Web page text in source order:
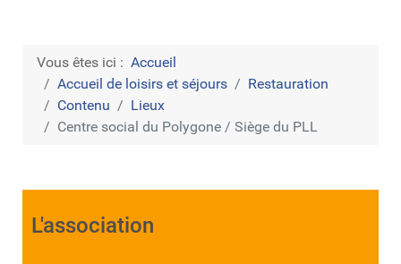
Vous êtes ici : Accueil
Accueil de loisirs et séjours
Restauration
Contenu
Lieux
Centre social du Polygone / Siège du PLL
L'association